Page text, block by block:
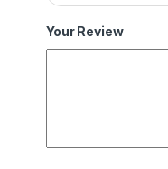
Your Review